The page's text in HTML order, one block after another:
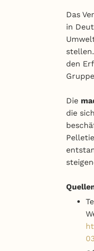
Das
in
den
Die
die